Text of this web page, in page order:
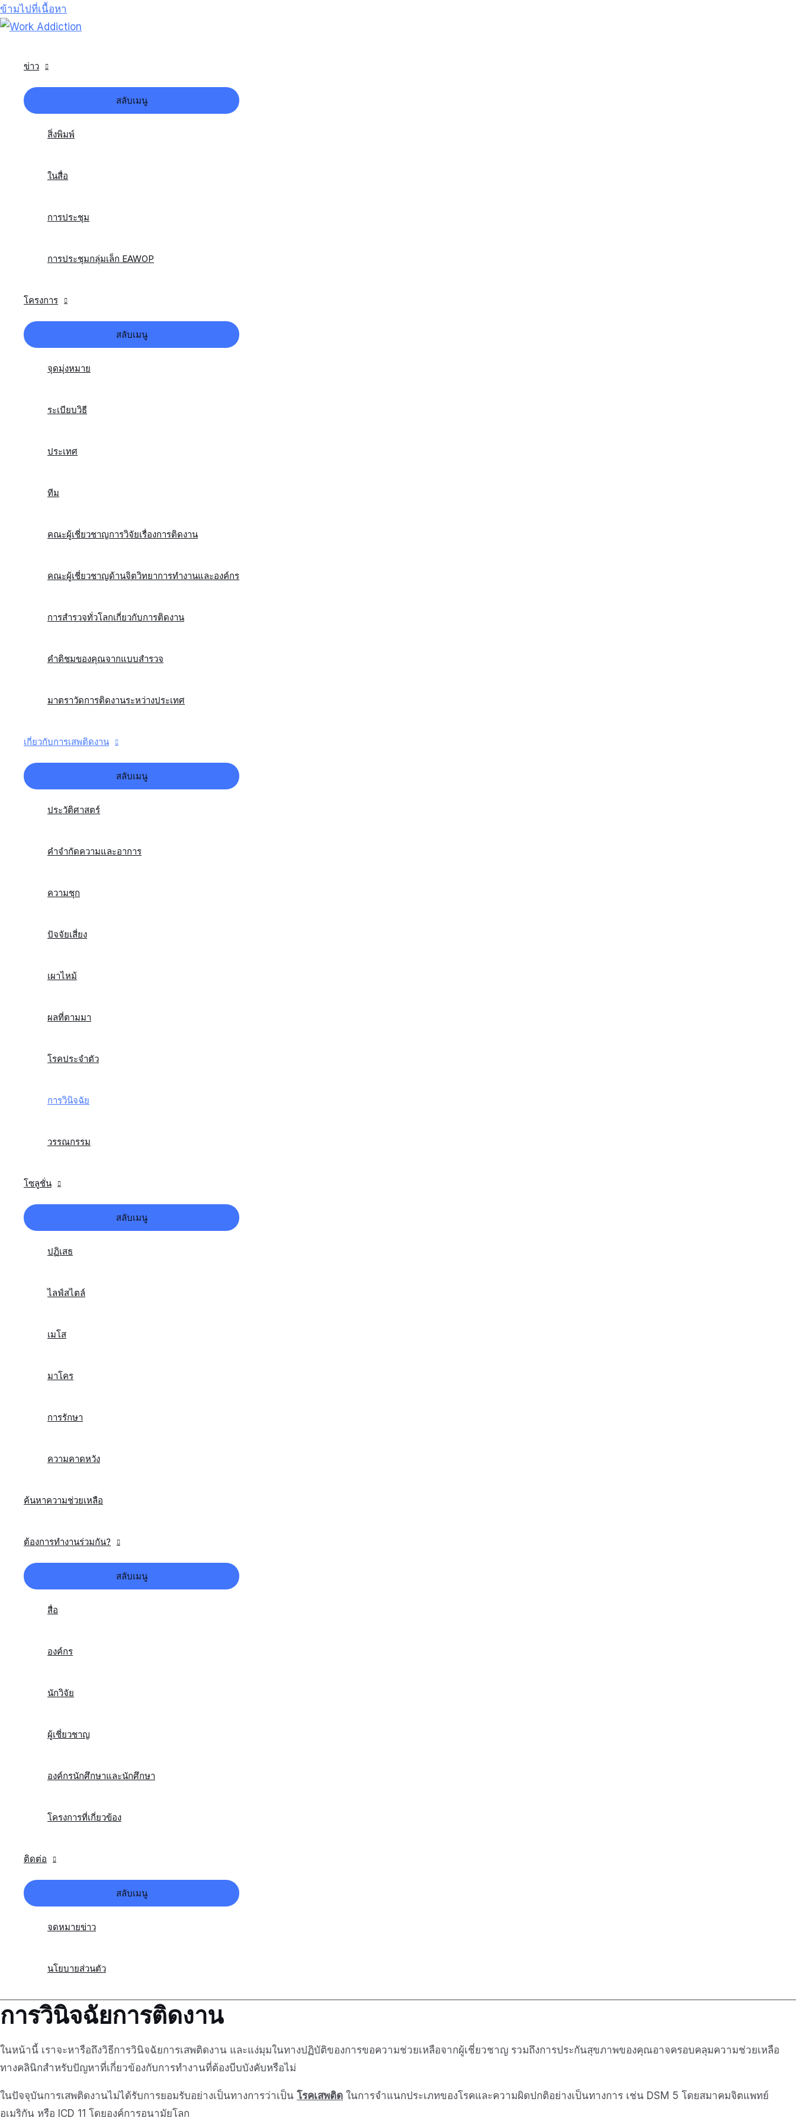
ข้ามไปที่เนื้อหา
ข่าว
สลับเมนู
สิ่งพิมพ์
ในสื่อ
การประชุม
การประชุมกลุ่มเล็ก EAWOP
โครงการ
สลับเมนู
จุดมุ่งหมาย
ระเบียบวิธี
ประเทศ
ทีม
คณะผู้เชี่ยวชาญการวิจัยเรื่องการติดงาน
คณะผู้เชี่ยวชาญด้านจิตวิทยาการทำงานและองค์กร
การสำรวจทั่วโลกเกี่ยวกับการติดงาน
คำติชมของคุณจากแบบสำรวจ
มาตราวัดการติดงานระหว่างประเทศ
เกี่ยวกับการเสพติดงาน
สลับเมนู
ประวัติศาสตร์
คำจำกัดความและอาการ
ความชุก
ปัจจัยเสี่ยง
เผาไหม้
ผลที่ตามมา
โรคประจำตัว
การวินิจฉัย
วรรณกรรม
โซลูชั่น
สลับเมนู
ปฏิเสธ
ไลฟ์สไตล์
เมโส
มาโคร
การรักษา
ความคาดหวัง
ค้นหาความช่วยเหลือ
ต้องการทำงานร่วมกัน?
สลับเมนู
สื่อ
องค์กร
นักวิจัย
ผู้เชี่ยวชาญ
องค์กรนักศึกษาและนักศึกษา
โครงการที่เกี่ยวข้อง
ติดต่อ
สลับเมนู
จดหมายข่าว
นโยบายส่วนตัว
การวินิจฉัยการติดงาน
ในหน้านี้ เราจะหารือถึงวิธีการวินิจฉัยการเสพติดงาน และแง่มุมในทางปฏิบัติของการขอความช่วยเหลือจากผู้เชี่ยวชาญ รวมถึงการประกันสุขภาพของคุณอาจครอบคลุมความช่วยเหลือ
ทางคลินิกสำหรับปัญหาที่เกี่ยวข้องกับการทำงานที่ต้องบีบบังคับหรือไม่
ในปัจจุบันการเสพติดงานไม่ได้รับการยอมรับอย่างเป็นทางการว่าเป็น โรคเสพติด ในการจำแนกประเภทของโรคและความผิดปกติอย่างเป็นทางการ เช่น DSM 5 โดยสมาคมจิตแพทย์
อเมริกัน หรือ ICD 11 โดยองค์การอนามัยโลก